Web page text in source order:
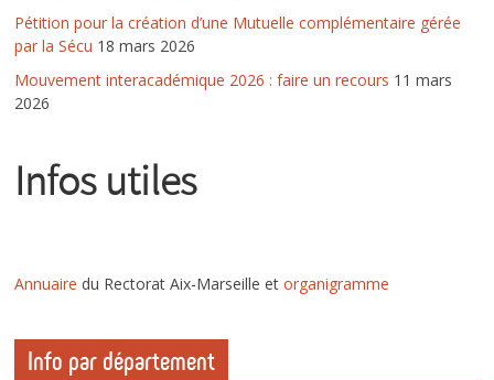
Pétition pour la création d’une Mutuelle complémentaire gérée
par la Sécu 18 mars 2026
Mouvement interacadémique 2026 : faire un recours 11 mars
2026
Infos utiles
Annuaire du Rectorat Aix-Marseille etorganigramme
Info par département